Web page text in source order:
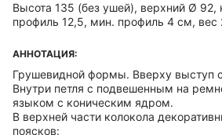
Высота 135 (без ушей), верхний Ø 92,
профиль 12,5, мин. профиль 4 см, вес
АННОТАЦИЯ:
Грушевидной формы. Вверху выступ
Внутри петля с подвешенным на
языком с коническим ядром.
В верхней части колокола
поясков: